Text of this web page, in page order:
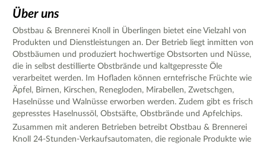
Über uns
Obstbau & Brennerei Knoll in Überlingen bietet eine Vielzahl von
Produkten und Dienstleistungen an. Der Betrieb liegt inmitten von
Obstbäumen und produziert hochwertige Obstsorten und Nüsse,
die in selbst destillierte Obstbrände und kaltgepresste Öle
verarbeitet werden. Im Hofladen können erntefrische Früchte wie
Äpfel, Birnen, Kirschen, Renegloden, Mirabellen, Zwetschgen,
Haselnüsse und Walnüsse erworben werden. Zudem gibt es frisch
gepresstes Haselnussöl, Obstsäfte, Obstbrände und Apfelchips.
Zusammen mit anderen Betrieben betreibt Obstbau & Brennerei
Knoll 24-Stunden-Verkaufsautomaten, die regionale Produkte wie